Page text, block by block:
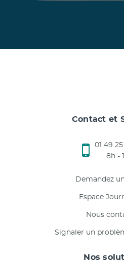
Contact et
01 49
8h -
Demandez
Espace
Nous
Signaler un
Nos